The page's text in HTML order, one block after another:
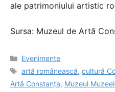
ale patrimoniului artistic
Sursa: Muzeul de Artă
Categorii
Evenimente
Etichete
artă românească,cultură
Artă Constanța, Muzeul